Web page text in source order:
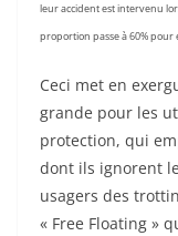
leur accident est intervenu
proportion passe à 60% pour
Ceci met en
grande pour les
protection, qui
dont ils ignorent
usagers des
« Free Floating »